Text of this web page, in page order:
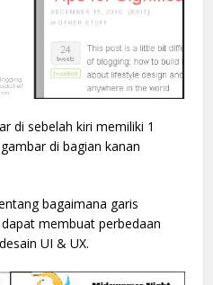
di sebelah kiri memiliki 1
di bagian kanan
bagaimana garis
membuat perbedaan
UI & UX.